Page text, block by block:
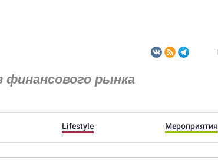
рынка
Lifestyle Мероприятия